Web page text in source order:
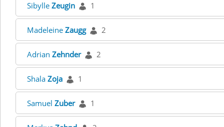
Sibylle Zeugin 1
Madeleine Zaugg 2
Adrian Zehnder 2
Shala Zoja 1
Samuel Zuber 1